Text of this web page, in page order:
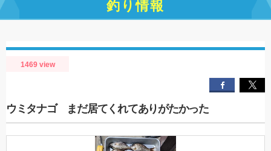
釣り情報
1469 view
ウミタナゴ まだ居てくれてありがたかった